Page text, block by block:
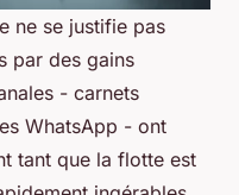
ne se justifie pas
par des gains
- carnets
WhatsApp - ont
tant que la flotte est